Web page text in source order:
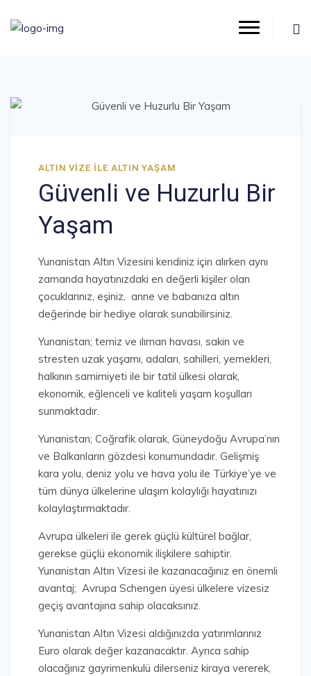
ALTIN VIZE ILE ALTIN YAŞAM
Güvenli ve Huzurlu Bir
Yaşam
Yunanistan Altın Vizesini kendiniz için alırken aynı
zamanda hayatınızdaki en değerli kişiler olan
çocuklarınız, eşiniz, anne ve babanıza altın
değerinde bir hediye olarak sunabilirsiniz.
Yunanistan; temiz ve ılıman havası, sakin ve
stresten uzak yaşamı, adaları, sahilleri, yemekleri,
halkının samimiyeti ile bir tatil ülkesi olarak,
ekonomik, eğlenceli ve kaliteli yaşam koşulları
sunmaktadır.
Yunanistan; Coğrafik olarak, Güneydoğu Avrupa’nın
ve Balkanların gözdesi konumundadır. Gelişmiş
kara yolu, deniz yolu ve hava yolu ile Türkiye’ye ve
tüm dünya ülkelerine ulaşım kolaylığı hayatınızı
kolaylaştırmaktadır.
Avrupa ülkeleri ile gerek güçlü kültürel bağlar,
gerekse güçlü ekonomik ilişkilere sahiptir.
Yunanistan Altın Vizesi ile kazanacağınız en önemli
avantaj; Avrupa Schengen üyesi ülkelere vizesiz
geçiş avantajına sahip olacaksınız.
Yunanistan Altın Vizesi aldığınızda yatırımlarınız
Euro olarak değer kazanacaktır. Ayrıca sahip
olacağınız gayrimenkulü dilerseniz kiraya vererek,